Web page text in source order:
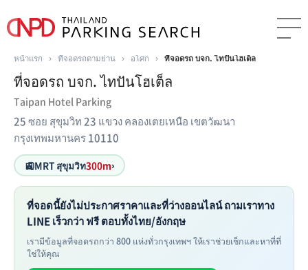
หน้าแรก › ที่จอดรถตามย่าน › อโศก › ที่จอดรถ บจก. ไทปันโฮเต็ล
ที่จอดรถ บจก. ไทปันโฮเต็ล
Taipan Hotel Parking
25 ซอย สุขุมวิท 23 แขวง คลองเตยเหนือ เขตวัฒนา
กรุงเทพมหานคร 10110
🚉MRT สุขุมวิท300m›
ที่จอดนี้ยังไม่ประกาศราคาและที่ว่างออนไลน์ ถามเราทาง
LINE เร็วกว่า ฟรี ตอบทั้งไทย/อังกฤษ
เรามีข้อมูลที่จอดรถกว่า 800 แห่งทั่วกรุงเทพฯ ให้เราช่วยเช็กและหาที่ที่
ใช่ให้คุณ